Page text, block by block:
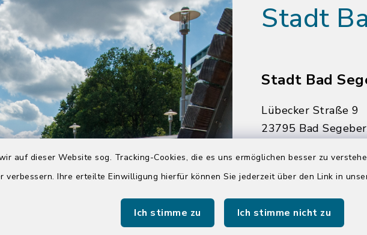
auf dieser Website sog. Tracking-Cookies, die es uns ermöglichen besser zu
verbessern. Ihre erteilte Einwilligung hierfür können Sie jederzeit über den Link in
Ich stimme zu Ich stimme nicht zu
Stadt
Stadt Bad
Lübecker Straße 9
23795 Bad
04551 964-0
04551 964-111